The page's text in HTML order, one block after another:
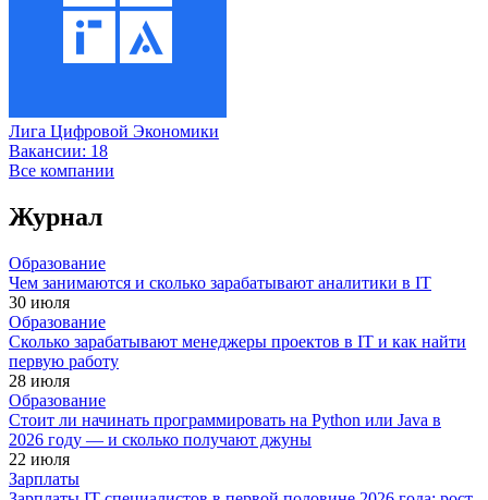
Лига Цифровой Экономики
Вакансии: 18
Все компании
Журнал
Образование
Чем занимаются и сколько зарабатывают аналитики в IT
30 июля
Образование
Сколько зарабатывают менеджеры проектов в IT и как найти
первую работу
28 июля
Образование
Стоит ли начинать программировать на Python или Java в
2026 году — и сколько получают джуны
22 июля
Зарплаты